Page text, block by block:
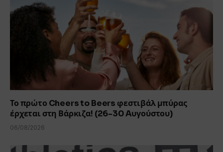
Το πρώτο Cheers to Beers φεστιβάλ μπύρας
έρχεται στη Βάρκιζα! (26-30 Aυγούστου)
06/08/2026